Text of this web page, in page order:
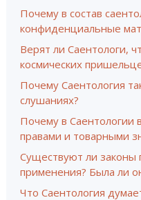
Почему в состав
конфиденциальные
Верят ли Саентологи,
космических
Почему Саентология
слушаниях?
Почему в Саентологии
правами и товарными
Существуют ли законы
применения? Была ли
Что Саентология